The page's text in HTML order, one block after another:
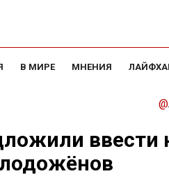
В МИРЕ МНЕНИЯ
@
ввести